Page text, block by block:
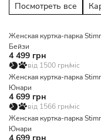
Посмотреть все
Женская куртка-парка
Бейзи
4 499 грн
від 1500 грн/міс
Женская куртка-парка
Юнари
4 699 грн
від 1566 грн/міс
Женская куртка-парка
Юнари